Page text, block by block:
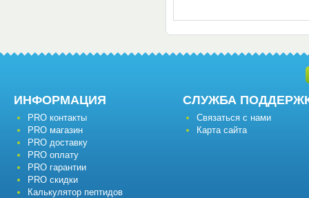
ИНФОРМАЦИЯ
PRO контакты
PRO магазин
PRO доставку
PRO оплату
PRO гарантии
PRO скидки
Калькулятор пептидов
СЛУЖБА
Связаться с нами
Карта сайта